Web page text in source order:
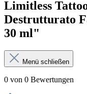
Limitless
Destrutturato
30 ml"
Menü schließen
0 von 0 Bewertungen